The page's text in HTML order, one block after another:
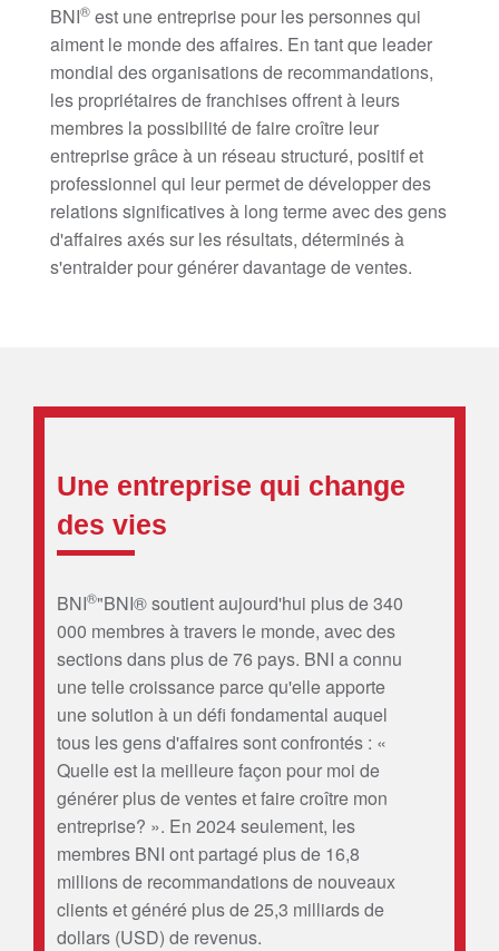
BNI®est une entreprise pour les personnes qui
aiment le monde des affaires. En tant que leader
mondial des organisations de recommandations,
les propriétaires de franchises offrent à leurs
membres la possibilité de faire croître leur
entreprise grâce à un réseau structuré, positif et
professionnel qui leur permet de développer des
relations significatives à long terme avec des gens
d'affaires axés sur les résultats, déterminés à
s'entraider pour générer davantage de ventes.
Une entreprise qui change
des vies
BNI®"BNI® soutient aujourd'hui plus de 340
000 membres à travers le monde, avec des
sections dans plus de 76 pays. BNI a connu
une telle croissance parce qu'elle apporte
une solution à un défi fondamental auquel
tous les gens d'affaires sont confrontés : «
Quelle est la meilleure façon pour moi de
générer plus de ventes et faire croître mon
entreprise? ». En 2024 seulement, les
membres BNI ont partagé plus de 16,8
millions de recommandations de nouveaux
clients et généré plus de 25,3 milliards de
dollars (USD) de revenus.